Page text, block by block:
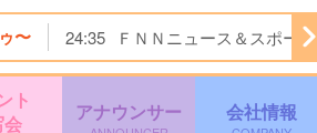
〜 24:35 ＦＮＮニュース＆スポーツ
ト
会
アナウンサー 会社情報